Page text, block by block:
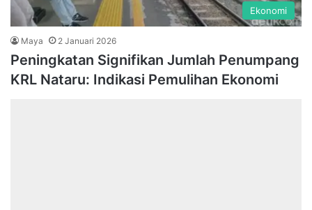
Ekonomi
Maya 2 Januari 2026
Peningkatan Signifikan Jumlah Penumpang
KRL Nataru: Indikasi Pemulihan Ekonomi